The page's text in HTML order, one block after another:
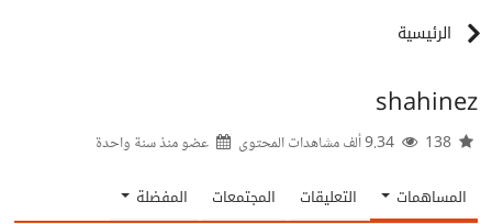
الرئيسية
shahinez
عضو منذسنة واحدة
المساهمات التعليقات المجتمعات المفضلة